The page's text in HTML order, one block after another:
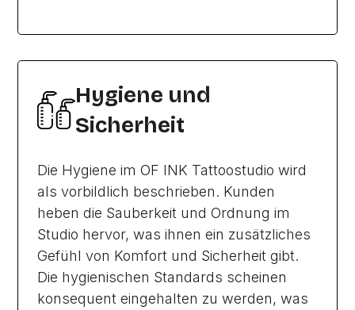
Hygiene und
Sicherheit
Die Hygiene im OF INK Tattoostudio wird
als vorbildlich beschrieben. Kunden
heben die Sauberkeit und Ordnung im
Studio hervor, was ihnen ein zusätzliches
Gefühl von Komfort und Sicherheit gibt.
Die hygienischen Standards scheinen
konsequent eingehalten zu werden, was